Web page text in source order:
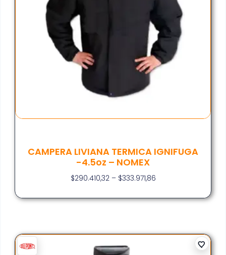
CAMPERA LIVIANA TERMICA IGNIFUGA
-4.5oz – NOMEX
$290.410,32 – $333.971,86